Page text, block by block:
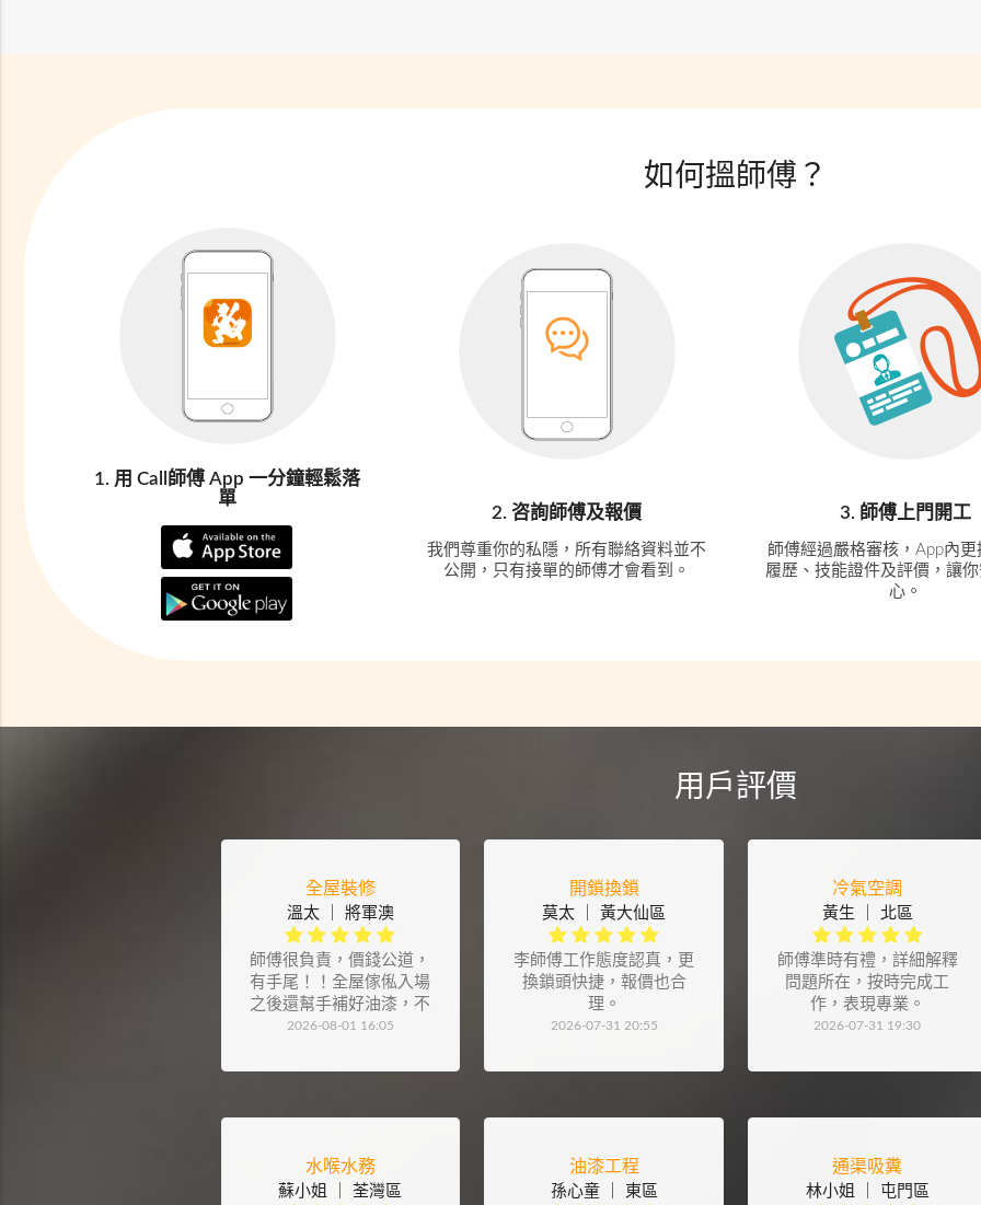
如何搵師傅？
1. 用 Call師傅 App 一分鐘輕鬆落
單
2. 咨詢師傅及報價
我們尊重你的私隱，所有聯絡資料並不
公開，只有接單的師傅才會看到。
3. 師傅上門開工
師傅經過嚴格審核，App內
履歷、技能證件及評價，讓
心。
用戶評價
全屋裝修
溫太 ｜ 將軍澳
師傅很負責，價錢公道，
有手尾！！全屋傢俬入場
之後還幫手補好油漆，不
滿意也會整好！細節也處
好建議⋯⋯總的來說，是
2026-08-01 16:05
開鎖換鎖
莫太 ｜ 黃大仙區
李師傅工作態度認真，更
換鎖頭快捷，報價也合
理。
2026-07-31 20:55
冷氣空調
黃生 ｜ 北區
師傅準時有禮，詳細解釋
問題所在，按時完成工
作，表現專業。
2026-07-31 19:30
水喉水務
蘇小姐 ｜ 荃灣區
油漆工程
孫心童 ｜ 東區
通渠吸糞
林小姐 ｜ 屯門區